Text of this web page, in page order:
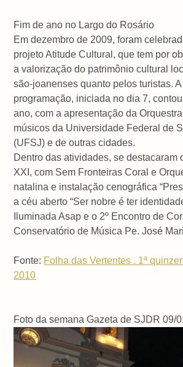
Fim de ano no Largo do Rosário
Em dezembro de 2009, foram
projeto Atitude Cultural, que tem por
a valorização do patrimônio cultural
são-joanenses quanto pelos turistas.
programação, iniciada no dia 7,
ano, com a apresentação da
músicos da Universidade Federal de
(UFSJ) e de outras cidades.
Dentro das atividades, se destacaram
XXI, com Sem Fronteiras Coral e
natalina e instalação cenográfica
a céu aberto “Ser nobre é ter
Iluminada Asap e o 2º Encontro de
Conservatório de Música Pe. José
Fonte: Folha das Vertentes . 1ª
2010
Foto da semana Gazeta de SJDR 09/